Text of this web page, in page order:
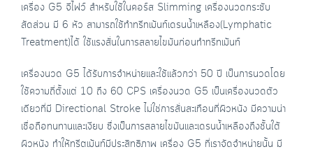
เครื่อง G5 จีไฟว์ สำหรับใช้ในคอร์ส Slimming เครื่องนวดกระชับ
สัดส่วน มี 6 หัว สามารถใช้ทำทรีทเม้นท์เดรนน้ำเหลือง(Lymphatic
Treatment)ได้ ใช้แรงสั่นในการสลายไขมันก่อนทำทรีทเม้นท์
เครื่องนวด G5 ได้รับการจำหน่ายและใช้แล้วกว่า 50 ปี เป็นการนวดโดย
ใช้ความถี่ตั้งแต่ 10 ถึง 60 CPS เครื่องนวด G5 เป็นเครื่องนวดตัว
เดียวที่มี Directional Stroke ไม่ใช่การสั่นสะเทือนที่ผิวหนัง มีความน่า
เชื่อถือทนทานและเงียบ ซึ่งเป็นการสลายไขมันและเดรนน้ำเหลืองถึงชั้นใต้
ผิวหนัง ทำให้ทรีตเม้นท์มีประสิทธิภาพ เครื่อง G5 ที่เราจัดจำหน่ายนั้น มี